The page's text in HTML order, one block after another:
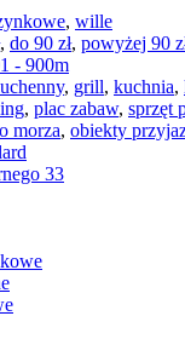
, wille
, do 90 zł, powyżej 90
- 900m
, grill, kuchnia,
, plac zabaw, sprzęt
morza, obiekty
33